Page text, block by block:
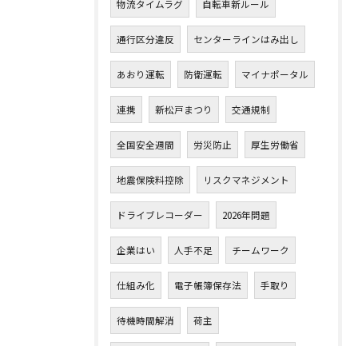
物流タイムラグ 自転車新ルール
通行区分違反 センターラインはみ出し
あおり運転 防衛運転 マイナポータル
連携 新松戸まつり 交通規制
全国安全週間 労災防止 厚生労働省
地震保険料控除 リスクマネジメント
ドライブレコーダー 2026年問題
企業はい 人手不足 チームワーク
仕組み化 電子帳簿保存法 手取り
待機時間解消 荷主